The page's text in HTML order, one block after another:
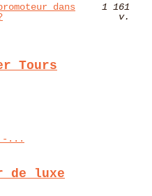
dans
1 161
v.
Tours
-...
de luxe